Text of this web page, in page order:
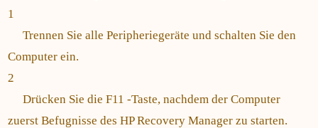
1
Trennen Sie alle Peripheriegeräte und schalten Sie den
Computer ein.
2
Drücken Sie die F11 -Taste, nachdem der Computer
zuerst Befugnisse des HP Recovery Manager zu starten.